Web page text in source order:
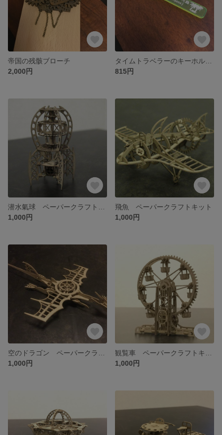
帝国の残骸ブローチ
2,000円
815円
1,000円
飛魚 ペーパークラフトキット
1,000円
1,000円
1,000円